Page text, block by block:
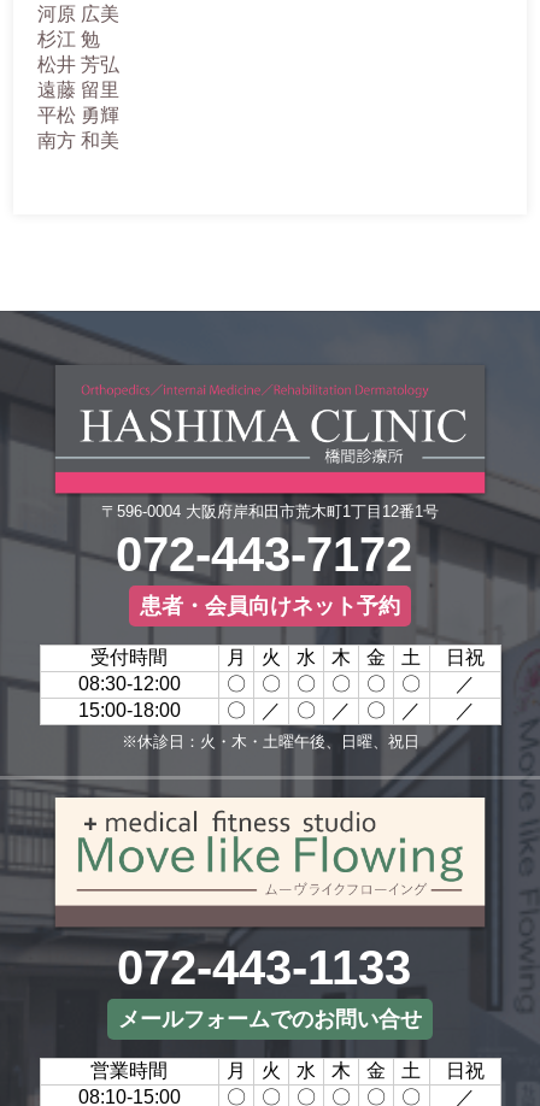
河原 広美
杉江 勉
松井 芳弘
遠藤 留里
平松 勇輝
南方 和美
〒596-0004 大阪府岸和田市荒木町1丁目12番1号
072-443-7172
患者・会員向けネット予約
受付時間 月 火 水 木 金 土
日祝
08:30-12:00
〇 〇 〇 〇 〇 〇
／
15:00-18:00
〇 ／ 〇 ／ 〇 ／ ／
※休診日：火・木・土曜午後、日曜、祝日
072-443-1133
メールフォームでのお問い合せ
営業時間 月 火 水 木 金 土
日祝
08:10-15:00
〇 〇 〇 〇 〇 〇 ／